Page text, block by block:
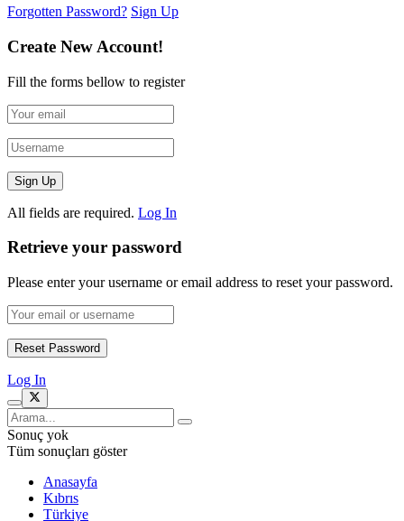
Forgotten Password? Sign Up
Create New Account!
Fill the forms bellow to register
All fields are required. Log In
Retrieve your password
Please enter your username or email address to reset your password.
Log In
Sonuç yok
Tüm sonuçları göster
Anasayfa
Kıbrıs
Türkiye